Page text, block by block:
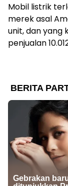
Mobil listrik
merek asal
unit, dan yang
penjualan